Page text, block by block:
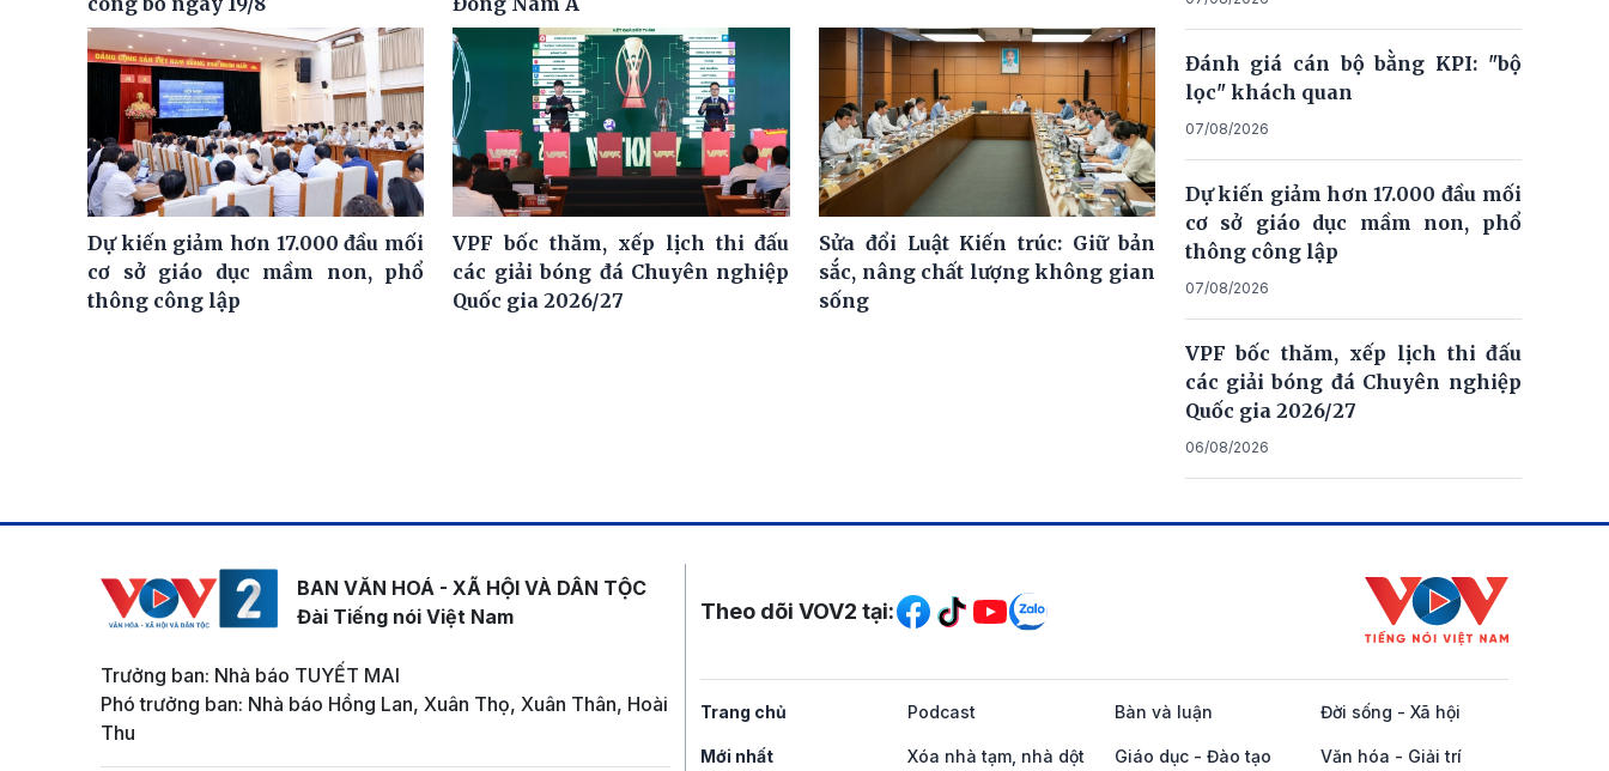
Dự kiến giảm hơn 17.000 đầu mối
cơ sở giáo dục mầm non, phổ
thông công lập
VPF bốc thăm, xếp lịch thi đấu
các giải bóng đá Chuyên nghiệp
Quốc gia 2026/27
Sửa đổi Luật Kiến trúc: Giữ bản
sắc, nâng chất lượng không gian
sống
Đánh giá cán bộ bằng KPI: "bộ
lọc" khách quan
07/08/2026
Dự kiến giảm hơn 17.000 đầu mối
cơ sở giáo dục mầm non, phổ
thông công lập
07/08/2026
VPF bốc thăm, xếp lịch thi đấu
các giải bóng đá Chuyên nghiệp
Quốc gia 2026/27
06/08/2026
BAN VĂN HOÁ - XÃ HỘI VÀ DÂN TỘC
Đài Tiếng nói Việt Nam
Trưởng ban: Nhà báo TUYẾT MAI
Phó trưởng ban: Nhà báo Hồng Lan, Xuân Thọ, Xuân Thân, Hoài
Thu
Mạng xã hội
Theo dõi VOV2 tại:
Trang chủ
Mới nhất
Podcast Bàn và luận Đời sống - Xã hội
Xóa nhà tạm, nhà dột
Giáo dục - Đào tạo Văn hóa - Giải trí